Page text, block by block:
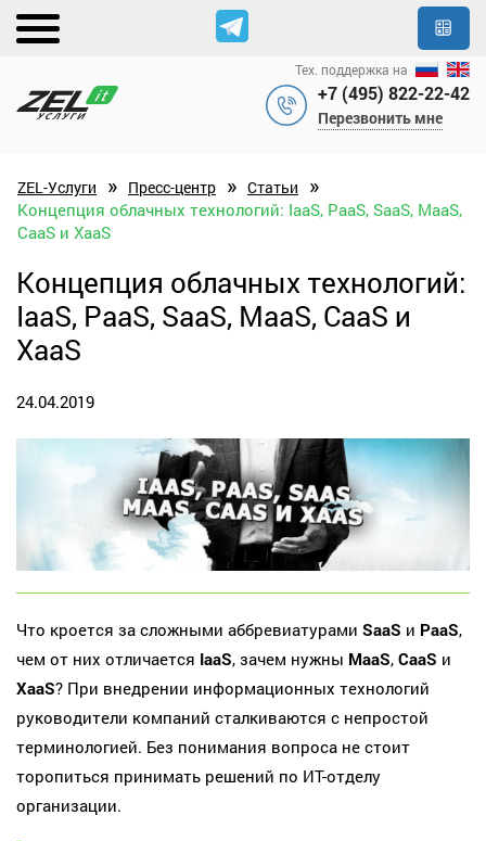
+7 (495) 822-22-42
Перезвонить мне
Тех. поддержка на
ZEL-Услуги » Пресс-центр » Статьи »
Концепция облачных технологий: IaaS, PaaS, SaaS, MaaS,
CaaS и XaaS
Концепция облачных технологий:
IaaS, PaaS, SaaS, MaaS, CaaS и
XaaS
24.04.2019
Что кроется за сложными аббревиатурами SaaS и PaaS,
чем от них отличается IaaS, зачем нужны MaaS, CaaS и
XaaS? При внедрении информационных технологий
руководители компаний сталкиваются с непростой
терминологией. Без понимания вопроса не стоит
торопиться принимать решений по ИТ-отделу
организации.